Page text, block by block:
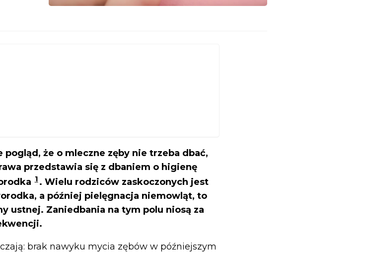
pogląd, że o mleczne zęby nie trzeba dbać,
przedstawia się z dbaniem o higienę
1 . Wielu rodziców zaskoczonych jest
a później pielęgnacja niemowląt, to
ustnej. Zaniedbania na tym polu niosą za
brak nawyku mycia zębów w późniejszym